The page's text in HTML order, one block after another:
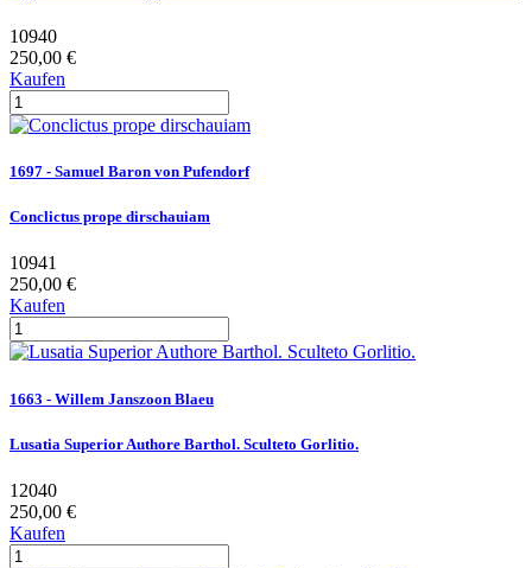
10940
250,00 €
Kaufen
1697 - Samuel Baron von Pufendorf
Conclictus prope dirschauiam
10941
250,00 €
Kaufen
1663 - Willem Janszoon Blaeu
Lusatia Superior Authore Barthol. Sculteto Gorlitio.
12040
250,00 €
Kaufen